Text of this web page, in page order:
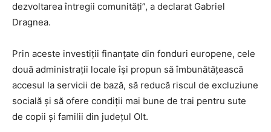
dezvoltarea întregii comunități”, a declarat Gabriel
Dragnea.
Prin aceste investiții finanțate din fonduri europene, cele
două administrații locale își propun să îmbunătățească
accesul la servicii de bază, să reducă riscul de excluziune
socială și să ofere condiții mai bune de trai pentru sute
de copii și familii din județul Olt.